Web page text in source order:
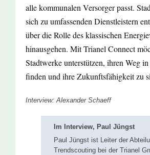
alle kommunalen Versorger passt.
sich zu umfassenden Dienstleistern
über die Rolle des klassischen
hinausgehen. Mit Trianel Connect
Stadtwerke unterstützen, ihren Weg
finden und ihre Zukunftsfähigkeit zu
Interview: Alexander Schaeff
Im Interview, Paul Jüngst
Paul Jüngst ist Leiter der
Trendscouting bei der Trianel